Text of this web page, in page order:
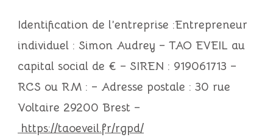
Identification de l’entreprise :Entrepreneur
individuel : Simon Audrey – TAO EVEIL au
capital social de € – SIREN : 919061713 –
RCS ou RM : – Adresse postale : 30 rue
Voltaire 29200 Brest –
https://taoeveil.fr/rgpd/